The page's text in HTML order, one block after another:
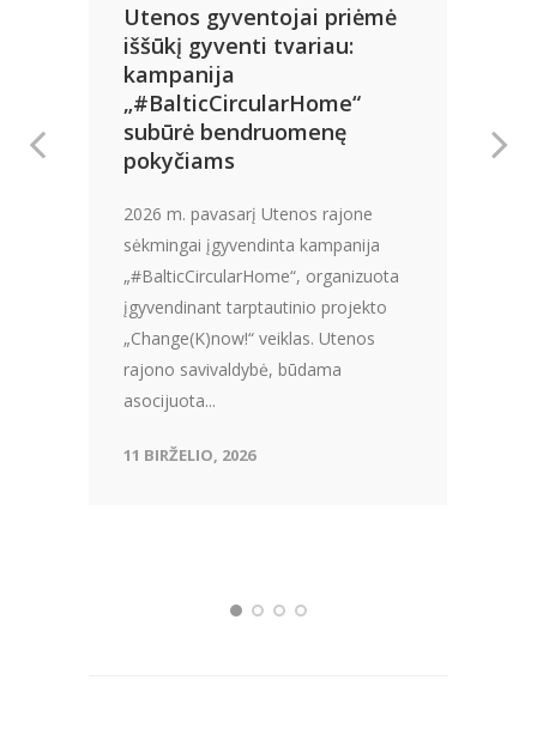
Utenos gyventojai priėmė
iššūkį gyventi tvariau:
kampanija
„#BalticCircularHome“
subūrė bendruomenę
pokyčiams
2026 m. pavasarį Utenos rajone
sėkmingai įgyvendinta kampanija
„#BalticCircularHome“, organizuota
įgyvendinant tarptautinio projekto
„Change(K)now!“ veiklas. Utenos
rajono savivaldybė, būdama
asocijuota...
11 BIRŽELIO, 2026